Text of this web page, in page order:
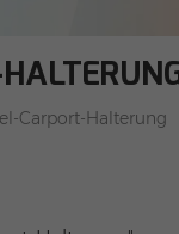
Carport-Halterung